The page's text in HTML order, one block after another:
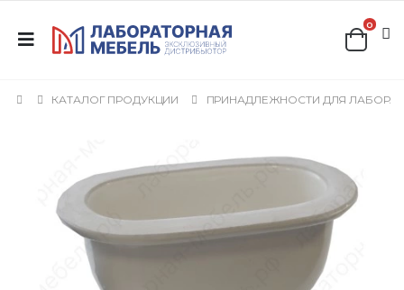
0
КАТАЛОГ ПРОДУКЦИИ ПРИНАДЛЕЖНОСТИ ДЛЯ